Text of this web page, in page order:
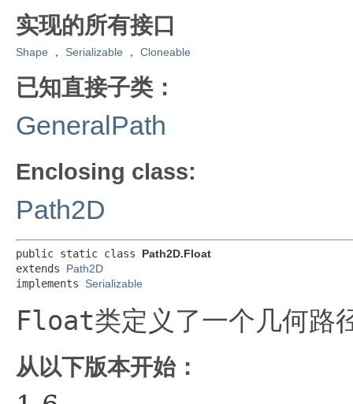
实现的所有接口
Shape ， Serializable ， Cloneable
已知直接子类：
GeneralPath
Enclosing class:
Path2D
public static class Path2D.Float
extends Path2D
implements Serializable
Float类定义了一个几何路
从以下版本开始：